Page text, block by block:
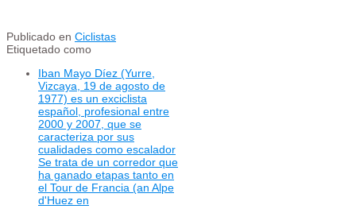
Publicado en Ciclistas
Etiquetado como
Iban Mayo Díez (Yurre,
Vizcaya, 19 de agosto de
1977) es un exciclista
español, profesional entre
2000 y 2007, que se
caracteriza por sus
cualidades como escalador
Se trata de un corredor que
ha ganado etapas tanto en
el Tour de Francia (an Alpe
d'Huez en